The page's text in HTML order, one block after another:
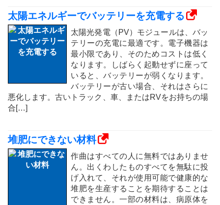
太陽エネルギーでバッテリーを充電する
太陽光発電（PV）モジュールは、バッ
テリーの充電に最適です。電子機器は
最小限であり、そのためコストは低く
なります。しばらく起動せずに座って
いると、バッテリーが弱くなります。
バッテリーが古い場合、それはさらに
悪化します。古いトラック、車、またはRVをお持ちの場
合[…]
堆肥にできない材料
作曲はすべての人に無料ではありませ
ん。出くわしたものすべてを無駄に投
げ入れて、それが使用可能で健康的な
堆肥を生産することを期待することは
できません。一部の材料は、病原体を